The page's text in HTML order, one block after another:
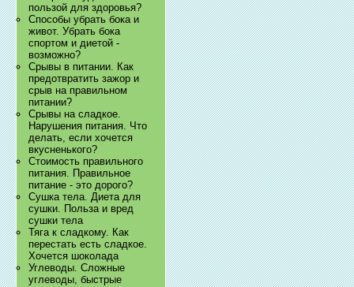
пользой для здоровья?
Способы убрать бока и
живот. Убрать бока
спортом и диетой -
возможно?
Срывы в питании. Как
предотвратить зажор и
срыв на правильном
питании?
Срывы на сладкое.
Нарушения питания. Что
делать, если хочется
вкусненького?
Стоимость правильного
питания. Правильное
питание - это дорого?
Сушка тела. Диета для
сушки. Польза и вред
сушки тела
Тяга к сладкому. Как
перестать есть сладкое.
Хочется шоколада
Углеводы. Сложные
углеводы, быстрые